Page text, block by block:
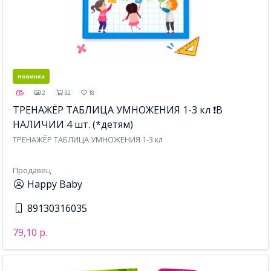
Новинка
2 32 18
ТРЕНАЖЁР ТАБЛИЦА УМНОЖЕНИЯ 1-3 кл ❗В
НАЛИЧИИ 4 шт. (*детям)
ТРЕНАЖЁР ТАБЛИЦА УМНОЖЕНИЯ 1-3 кл
Продавец
Happy Baby
89130316035
79,10 р.